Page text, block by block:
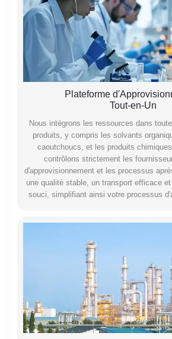
Plateforme
Tout-en-Un
Nous intégrons les ressources dans
produits, y compris les solvants
caoutchoucs, et les produits
contrôlons strictement les
d'approvisionnement et les processus
une qualité stable, un transport efficace
souci, simplifiant ainsi votre processus